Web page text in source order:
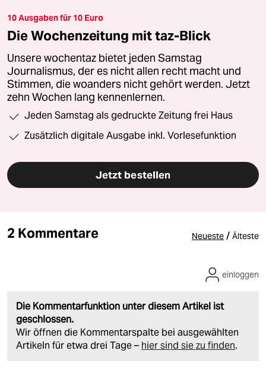
10 Ausgaben für 10 Euro
Die Wochenzeitung mit taz-Blick
Unsere wochentaz bietet jeden Samstag
Journalismus, der es nicht allen recht macht und
Stimmen, die woanders nicht gehört werden. Jetzt
zehn Wochen lang kennenlernen.
Jeden Samstag als gedruckte Zeitung frei Haus
Zusätzlich digitale Ausgabe inkl. Vorlesefunktion
Jetzt bestellen
2 Kommentare Neueste / Älteste
Die Kommentarfunktion unter diesem Artikel ist
geschlossen.
Wir öffnen die Kommentarspalte bei ausgewählten
Artikeln für etwa drei Tage – hier sind sie zu finden.
einloggen